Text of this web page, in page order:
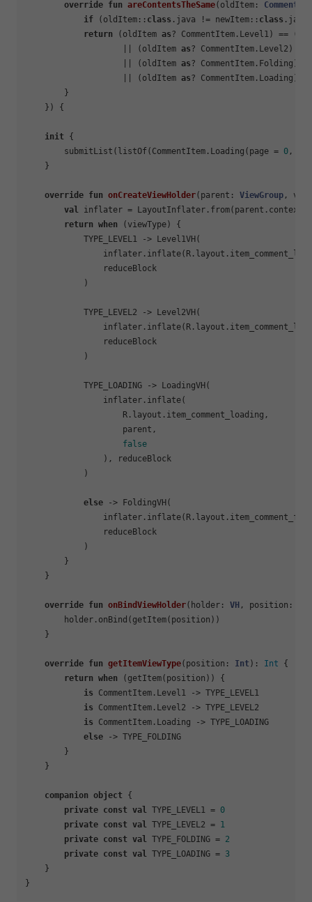
override fun areContentsTheSame(oldItem:
if (oldItem:: class .java != newItem:: class
return (oldItem as? CommentItem.Level1) ==
                    || (oldItem
as? CommentItem.Level2)
                    || (oldItem
as? CommentItem.Folding)
                    || (oldItem
as? CommentItem.Loading)
        }
    }) {
init {
        submitList(listOf(CommentItem.Loading(page =
0 ,
    }
override fun onCreateViewHolder(parent: ViewGroup ,
val inflater = LayoutInflater.from(parent.context)
return when (viewType) {
            TYPE_LEVEL1 -> Level1VH(
                reduceBlock
            )
            TYPE_LEVEL2 -> Level2VH(
                reduceBlock
            )
            TYPE_LOADING -> LoadingVH(
                inflater.inflate(
                    R.layout.item_comment_loading,
                    parent,
false
                ), reduceBlock
            )
else -> FoldingVH(
                reduceBlock
            )
        }
    }
override fun onBindViewHolder(holder: VH , position:
        holder.onBind(getItem(position))
    }
override fun getItemViewType(position: Int ) : Int {
return when (getItem(position)) {
is CommentItem.Level1 -> TYPE_LEVEL1
is CommentItem.Level2 -> TYPE_LEVEL2
is CommentItem.Loading -> TYPE_LOADING
else -> TYPE_FOLDING
        }
    }
companion object {
private const val TYPE_LEVEL1 = 0
private const val TYPE_LEVEL2 = 1
private const val TYPE_FOLDING = 2
private const val TYPE_LOADING = 3
    }